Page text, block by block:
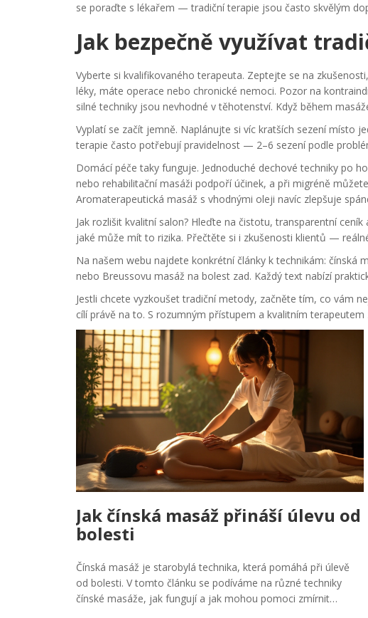
se poraďte s lékařem — tradiční terapie jsou často skvělým
Jak bezpečně využívat
Vyberte si kvalifikovaného terapeuta. Zeptejte se na
léky, máte operace nebo chronické nemoci. Pozor na
silné techniky jsou nevhodné v těhotenství. Když během
Vyplatí se začít jemně. Naplánujte si víc kratších sezení místo
terapie často potřebují pravidelnost — 2–6 sezení podle
Domácí péče taky funguje. Jednoduché dechové techniky po
nebo rehabilitační masáži podpoří účinek, a při migréně
Aromaterapeutická masáž s vhodnými oleji navíc zlepšuje
Jak rozlišit kvalitní salon? Hleďte na čistotu, transparentní
jaké může mít to rizika. Přečtěte si i zkušenosti klientů —
Na našem webu najdete konkrétní články k technikám: čínská
nebo Breussovu masáž na bolest zad. Každý text nabízí
Jestli chcete vyzkoušet tradiční metody, začněte tím, co vám
cílí právě na to. S rozumným přístupem a kvalitním
Jak čínská masáž přináší úlevu od
bolesti
Čínská masáž je starobylá technika, která pomáhá při úlevě
od bolesti. V tomto článku se podíváme na různé techniky
čínské masáže, jak fungují a jak mohou pomoci zmírnit